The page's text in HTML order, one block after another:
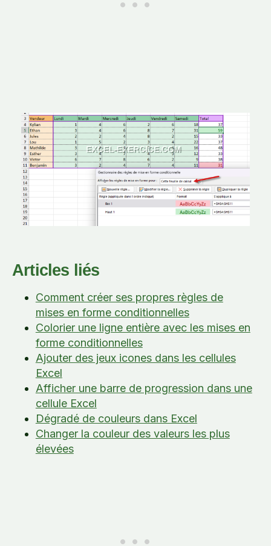
Articles liés
Comment créer ses propres règles de
mises en forme conditionnelles
Colorier une ligne entière avec les mises en
forme conditionnelles
Ajouter des jeux icones dans les cellules
Excel
Afficher une barre de progression dans une
cellule Excel
Dégradé de couleurs dans Excel
Changer la couleur des valeurs les plus
élevées